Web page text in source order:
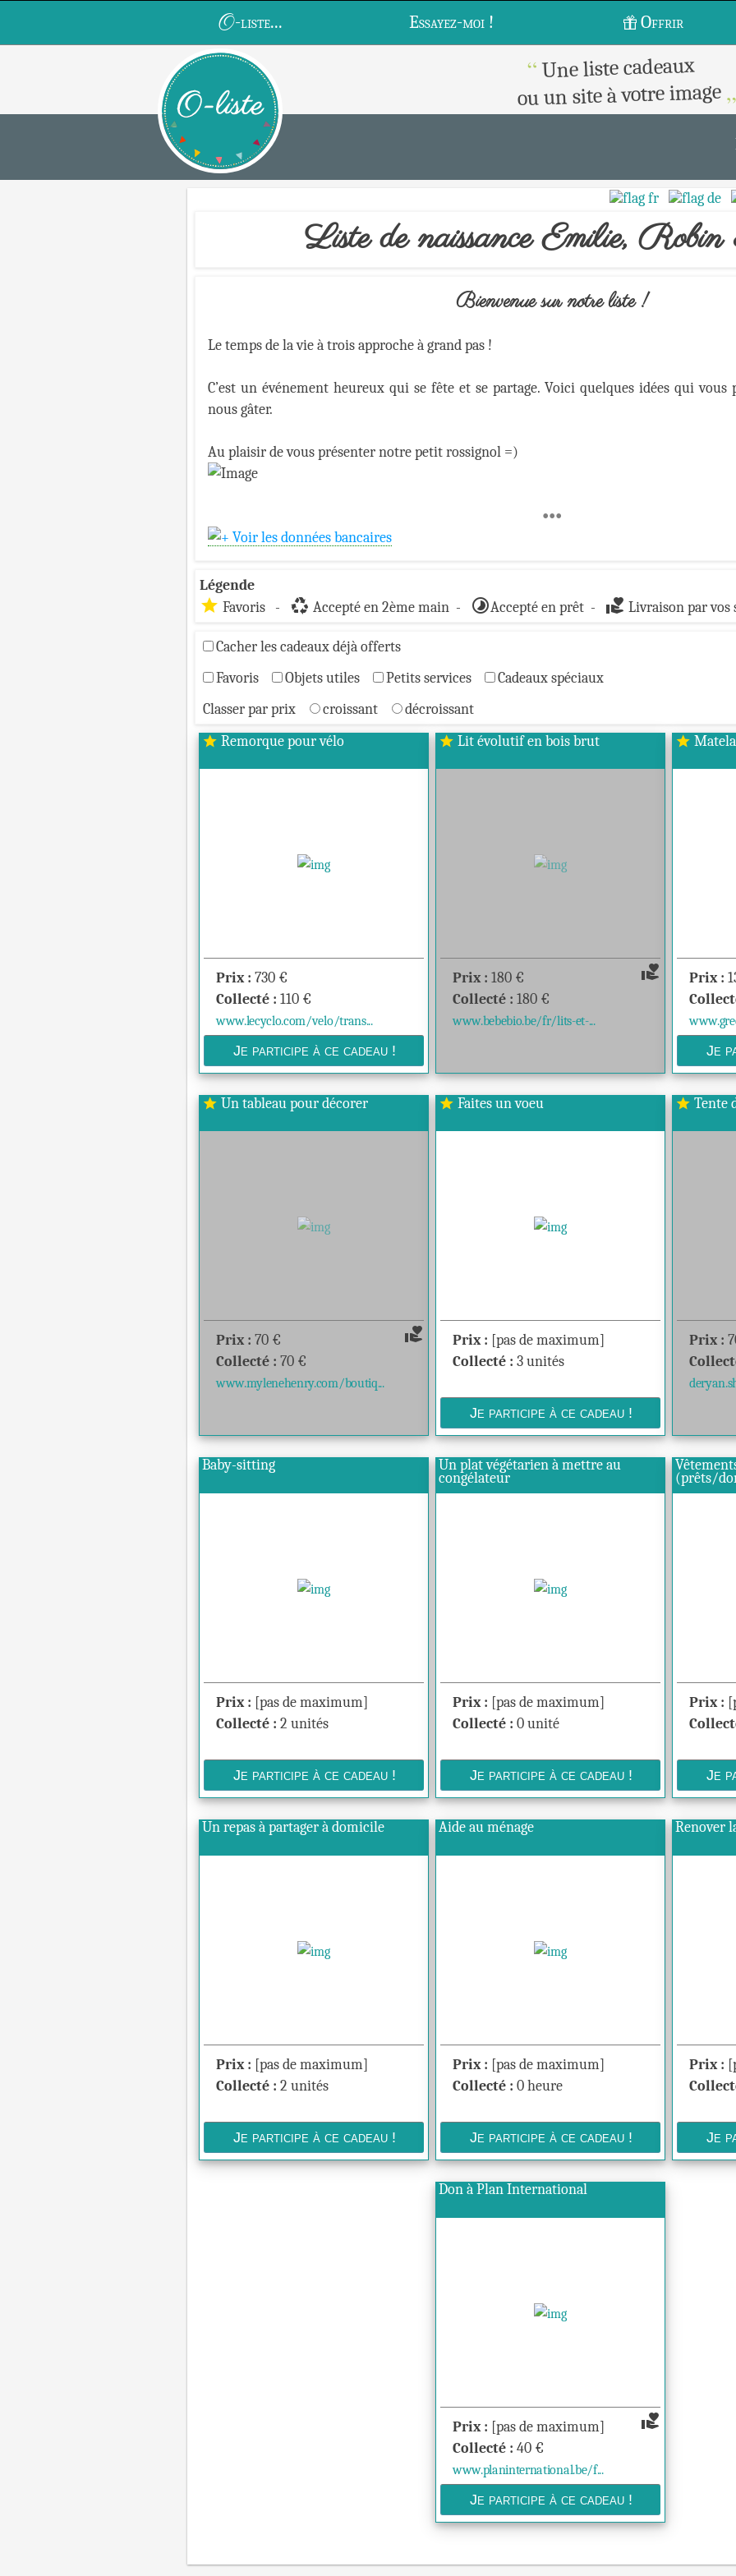
O-liste... Essayez-moi ! Offrir
“Une liste cadeaux
ou un site à votre image„
Liste de naissance Emilie,
Bienvenue sur notre liste !
Le temps de la vie à trois approche à grand pas !
C’est un événement heureux qui se fête et se partage. Voici quelques idées qui
nous gâter.
Au plaisir de vous présenter notre petit rossignol =)
•••
Voir les données bancaires
Légende
star Favoris - recycling Accepté en 2ème main - timelapseAccepté en prêt - volunteer_activism Livraison par vos
Cacher les cadeaux déjà offerts
Favoris
Objets utiles Petits services
Cadeaux spéciaux
Classer par prix
croissant décroissant
star Remorque pour vélo
Prix : 730 €
Collecté : 110 €
www.lecyclo.com/velo/trans...
star Lit évolutif en bois brut
volunteer_activism
Prix : 180 €
Collecté : 180 €
www.bebebio.be/fr/lits-et-...
star
Prix :
star Un tableau pour décorer
volunteer_activism
Prix : 70 €
Collecté : 70 €
www.mylenehenry.com/boutiq...
star Faites un voeu
Prix : [pas de maximum]
Collecté : 3 unités
star Tente
Prix :
Baby-sitting
Prix : [pas de maximum]
Collecté : 2 unités
Un plat végétarien à mettre au
congélateur
Prix : [pas de maximum]
Collecté : 0 unité
(prêts/
Prix :
Un repas à partager à domicile
Prix : [pas de maximum]
Collecté : 2 unités
Aide au ménage
Prix : [pas de maximum]
Collecté : 0 heure
Renover
Prix :
Don à Plan International
volunteer_activism
Prix : [pas de maximum]
Collecté : 40 €
www.planinternational.be/f...